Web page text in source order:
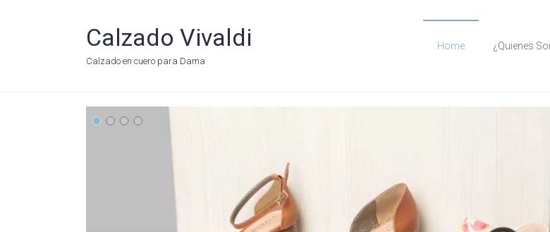
Calzado Vivaldi
Calzado en cuero para Dama
Home ¿Quienes
web1